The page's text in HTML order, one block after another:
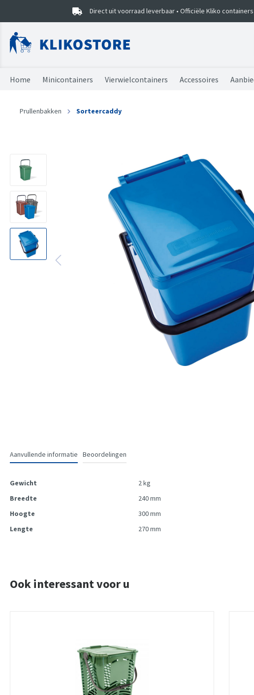
Direct uit voorraad leverbaar • Officiële Kliko
Home Minicontainers Vierwielcontainers Accessoires
Minicontainers
Vierwielcontainers
Vuilniszakken
Combideals
Sorteercaddy
Prullenbakken Sorteercaddy
Aanvullende informatie Beoordelingen
Gewicht
2 kg
Breedte
240 mm
Hoogte
300 mm
Lengte
270 mm
Ook interessant voor u